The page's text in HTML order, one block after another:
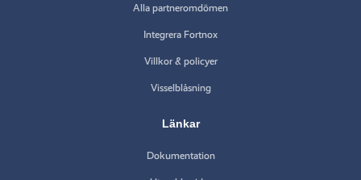
Alla partneromdömen
Integrera Fortnox
Villkor & policyer
Visselblåsning
Länkar
Dokumentation